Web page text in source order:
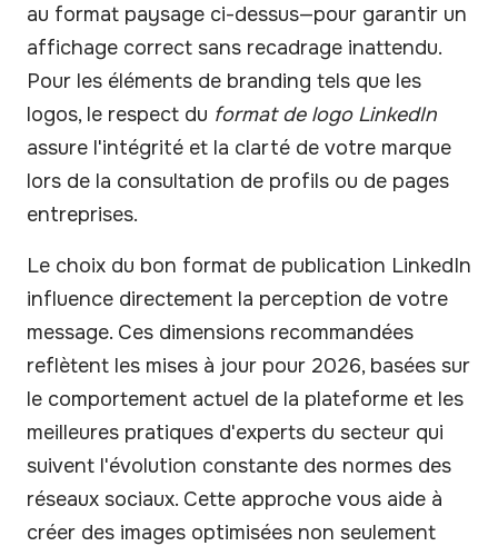
au format paysage ci-dessus—pour garantir un
affichage correct sans recadrage inattendu.
Pour les éléments de branding tels que les
logos, le respect du format de logo LinkedIn
assure l'intégrité et la clarté de votre marque
lors de la consultation de profils ou de pages
entreprises.
Le choix du bon format de publication LinkedIn
influence directement la perception de votre
message. Ces dimensions recommandées
reflètent les mises à jour pour 2026, basées sur
le comportement actuel de la plateforme et les
meilleures pratiques d'experts du secteur qui
suivent l'évolution constante des normes des
réseaux sociaux. Cette approche vous aide à
créer des images optimisées non seulement